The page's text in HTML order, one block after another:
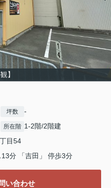
】
坪数 -
所在階 1-2階/2階建
目54
13分 「吉田」 停歩3分
い合わせ